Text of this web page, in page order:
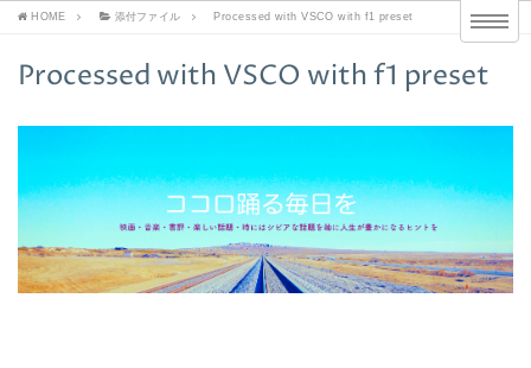
HOME 添付ファイル Processed with VSCO with f1 preset
Processed with VSCO with f1 preset